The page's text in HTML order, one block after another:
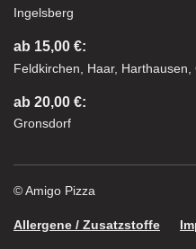
Ingelsberg
ab 15,00 €:
Feldkirchen, Haar,
ab 20,00 €:
Gronsdorf
© Amigo Pizza
Allergene / Zusatzstoffe